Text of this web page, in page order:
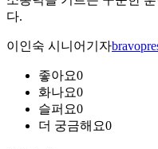
다.
이인숙 시니어기자
좋아요0
화나요0
슬퍼요0
더 궁금해요0